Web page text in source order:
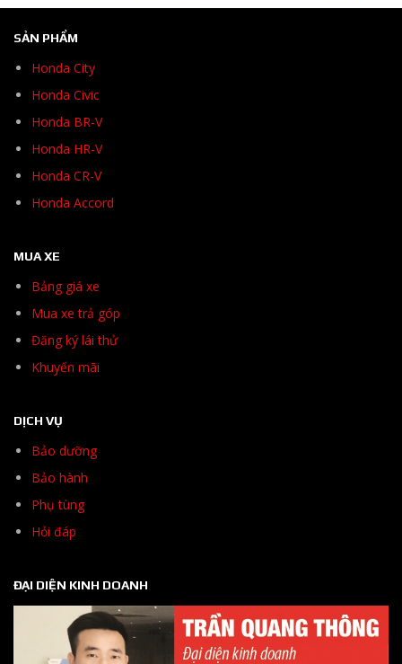
SẢN PHẨM
Honda City
Honda Civic
Honda BR-V
Honda HR-V
Honda CR-V
Honda Accord
MUA XE
Bảng giá xe
Mua xe trả góp
Đăng ký lái thử
Khuyến mãi
DỊCH VỤ
Bảo dưỡng
Bảo hành
Phụ tùng
Hỏi đáp
ĐẠI DIỆN KINH DOANH